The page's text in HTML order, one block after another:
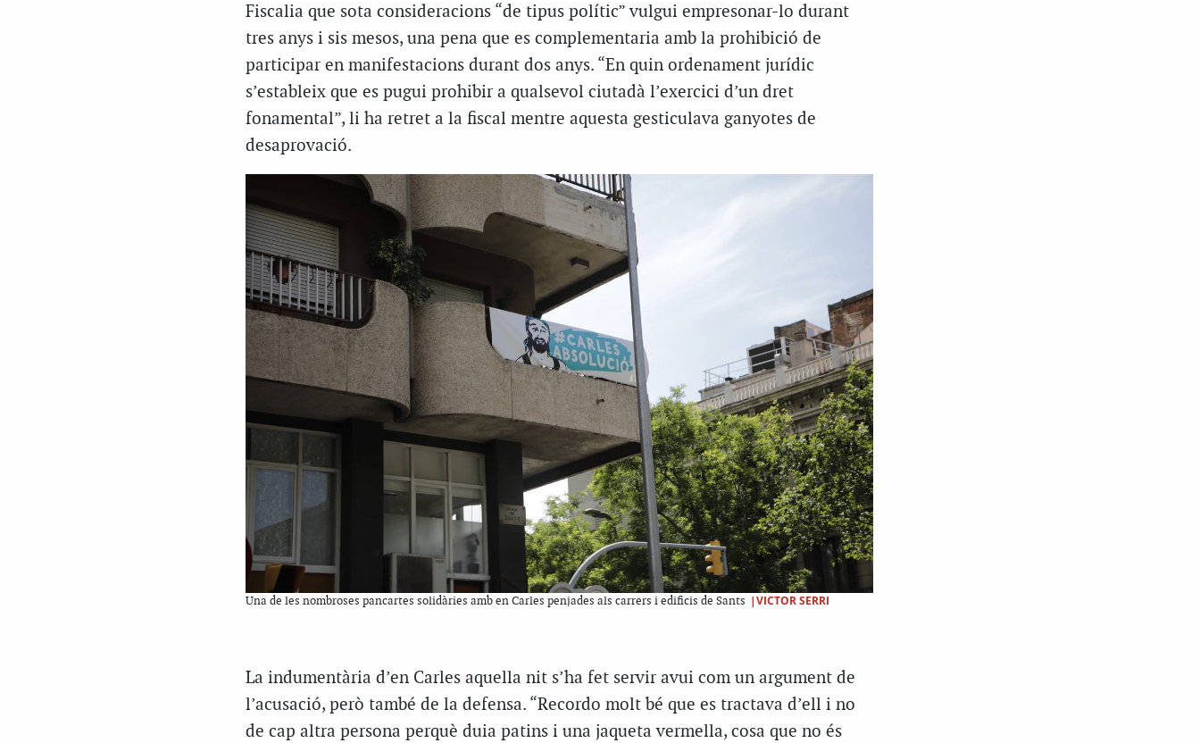
Fiscalia que sota consideracions “de tipus polític” vulgui empresonar-lo durant
tres anys i sis mesos, una pena que es complementaria amb la prohibició de
participar en manifestacions durant dos anys. “En quin ordenament jurídic
s’estableix que es pugui prohibir a qualsevol ciutadà l’exercici d’un dret
fonamental”, li ha retret a la fiscal mentre aquesta gesticulava ganyotes de
desaprovació.
Una de les nombroses pancartes solidàries amb en Carles penjades als carrers i edificis de Sants |VICTOR SERRI
La indumentària d’en Carles aquella nit s’ha fet servir avui com un argument de
l’acusació, però també de la defensa. “Recordo molt bé que es tractava d’ell i no
de cap altra persona perquè duia patins i una jaqueta vermella, cosa que no és